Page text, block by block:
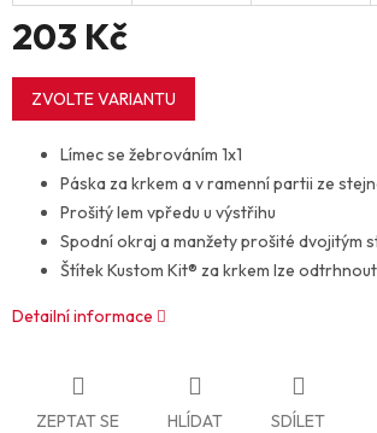
203 Kč
Měrná
cena:
ZVOLTE VARIANTU
Límec se žebrováním 1x1
Páska za krkem a v ramenní partii ze
Prošitý lem vpředu u výstřihu
Spodní okraj a manžety prošité dvojitým
Štítek Kustom Kit® za krkem lze odtrhnout
Detailní informace
ZEPTAT SE HLÍDAT SDÍLET